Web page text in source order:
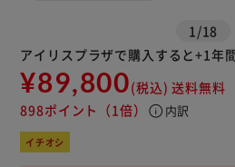
1 /18
アイリスプラザで購入すると+1年
¥89,800(税込) 送料無料
898ポイント （1倍） info 内訳
イチオシ
※ご確認ください